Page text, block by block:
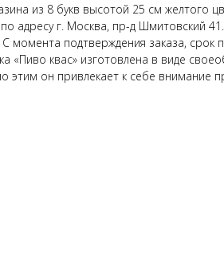
из 8 букв высотой 25 см желтого
адресу г. Москва, пр-д Шмитовский 41.
момента подтверждения заказа, срок
«Пиво квас» изготовлена в виде
этим он привлекает к себе внимание